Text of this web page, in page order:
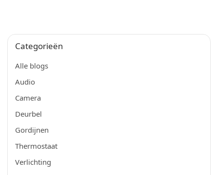
Categorieën
Alle blogs
Audio
Camera
Deurbel
Gordijnen
Thermostaat
Verlichting